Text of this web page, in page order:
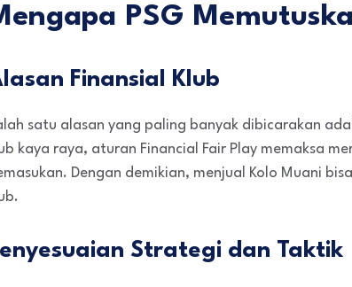
PSG
Finansial Klub
satu alasan yang paling banyak dibicarakan
kaya raya, aturan Financial Fair Play memaksa
Dengan demikian, menjual Kolo Muani
Strategi dan Taktik